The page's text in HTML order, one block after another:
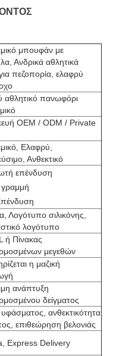
μπουφάν με
Ανδρικά αθλητικά
πεζοπορία, ελαφρύ
αθλητικό πανωφόρι
OEM / ODM / Private
Ελαφρύ,
Ανθεκτικό
επένδυση
Λογότυπο σιλικόνης,
λογότυπο
ή Πίνακας
μεγεθών
η μαζική
ανάπτυξη
δείγματος
ανθεκτικότητα
επιθεώρηση βελονιάς
Express Delivery